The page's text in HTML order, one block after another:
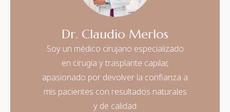
Dr. Claudio Merlos
Soy un médico cirujano especializado
en cirugía y trasplante capilar,
apasionado por devolver la confianza a
mis pacientes con resultados naturales
y de calidad